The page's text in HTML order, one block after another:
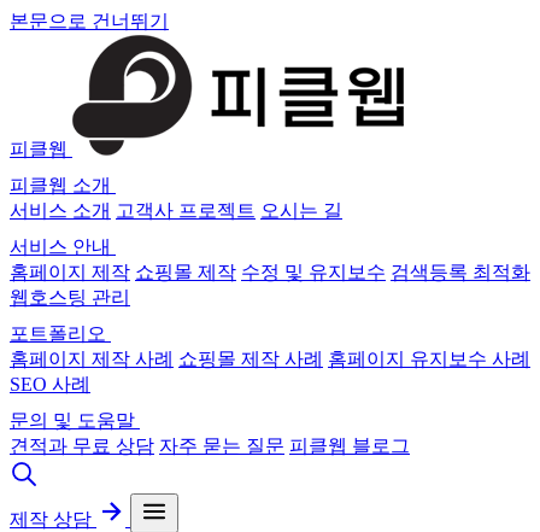
본문으로 건너뛰기
피클웹
피클웹 소개
서비스 소개 고객사 프로젝트 오시는 길
서비스 안내
홈페이지 제작 쇼핑몰 제작 수정 및 유지보수 검색등록 최적화
웹호스팅 관리
포트폴리오
홈페이지 제작 사례 쇼핑몰 제작 사례 홈페이지 유지보수 사례
SEO 사례
문의 및 도움말
견적과 무료 상담 자주 묻는 질문 피클웹 블로그
제작 상담